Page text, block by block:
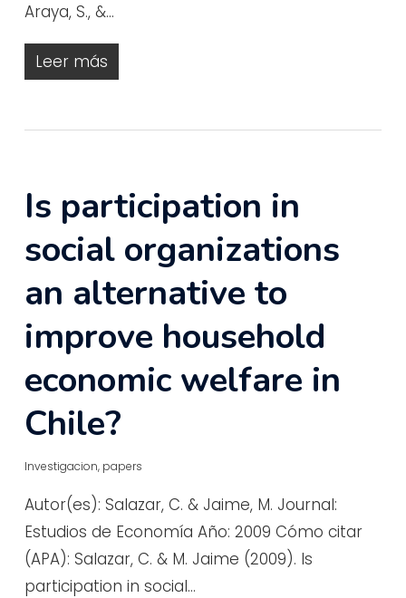
Araya, S., &…
Leer más
Is participation in
social organizations
an alternative to
improve household
economic welfare in
Chile?
Investigacion, papers
Autor(es): Salazar, C. & Jaime, M. Journal:
Estudios de Economía Año: 2009 Cómo citar
(APA): Salazar, C. & M. Jaime (2009). Is
participation in social…